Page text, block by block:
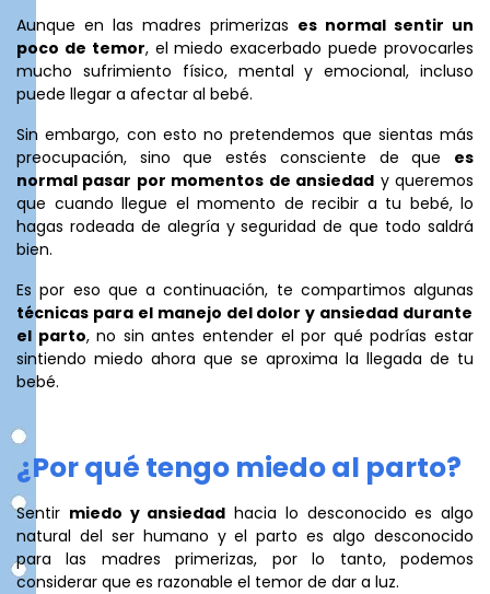
Aunque en las madres primerizas es normal sentir un
poco de temor, el miedo exacerbado puede provocarles
mucho sufrimiento físico, mental y emocional, incluso
puede llegar a afectar al bebé.
Sin embargo, con esto no pretendemos que sientas más
preocupación, sino que estés consciente de que es
normal pasar por momentos de ansiedad y queremos
que cuando llegue el momento de recibir a tu bebé, lo
hagas rodeada de alegría y seguridad de que todo saldrá
bien.
Es por eso que a continuación, te compartimos algunas
técnicas para el manejo del dolor y ansiedad durante
el parto, no sin antes entender el por qué podrías estar
sintiendo miedo ahora que se aproxima la llegada de tu
bebé.
¿Por qué tengo miedo al parto?
Sentir miedo y ansiedad hacia lo desconocido es algo
natural del ser humano y el parto es algo desconocido
para las madres primerizas, por lo tanto, podemos
considerar que es razonable el temor de dar a luz.